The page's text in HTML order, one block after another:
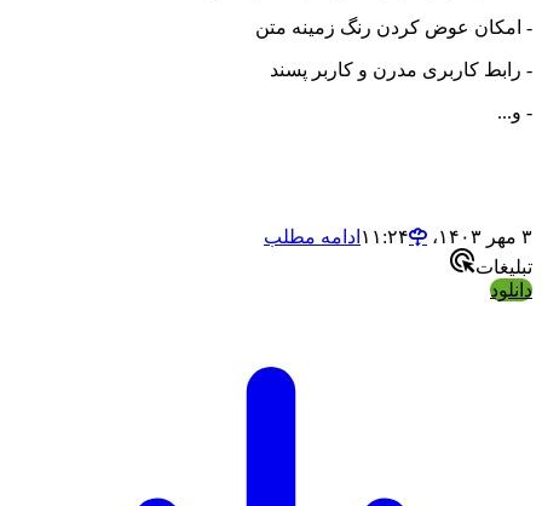
- امکان عوض کردن رنگ زمینه متن
- رابط کاربری مدرن و کاربر پسند
- و...
۳ مهر ۱۴۰۳،‏ ۱۱:۲۴
ادامه مطلب
تبلیغات
دانلود